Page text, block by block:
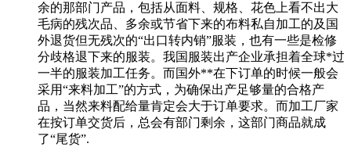
余的那部门产品，包括从面料、规格、花色上看不出大
毛病的残次品、多余或节省下来的布料私自加工的及国
外退货但无残次的“出口转内销”服装，也有一些是检修
分歧格退下来的服装。我国服装出产企业承担着全球*过
一半的服装加工任务。而国外**在下订单的时候一般会
采用“来料加工”的方式，为确保出产足够量的合格产
品，当然来料配给量肯定会大于订单要求。而加工厂家
在按订单交货后，总会有部门剩余，这部门商品就成
了“尾货”.